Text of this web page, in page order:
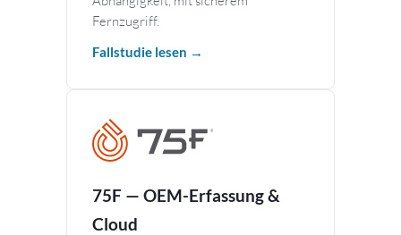
Fernzugriff.
Fallstudie lesen →
75F — OEM-Erfassung &
Cloud